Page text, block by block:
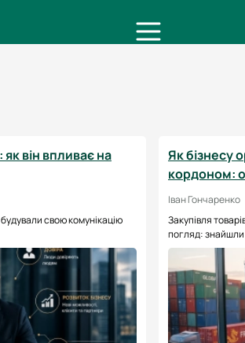
він впливає на
свою комунікацію
Як бізнесу
кордоном:
Іван Гончаренко
Закупівля
погляд: